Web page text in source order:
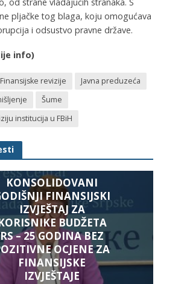
pljačke tog blaga, koju omogućava
i odsustvo pravne države.
info)
Finansijske revizije
Javna preduzeća
Šume
institucija u FBiH
KONSOLIDOVANI
FINANSIJSKI
IZVJEŠTAJ ZA
BUDŽETA
RS – 25 GODINA BEZ
OCJENE ZA
FINANSIJSKE
IZVJEŠTAJE